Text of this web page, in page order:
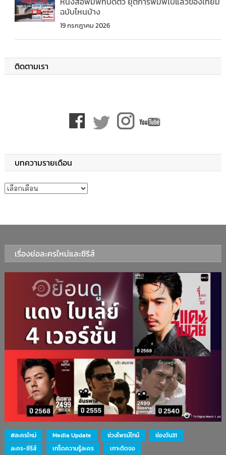
ฉบับไหนบ้าง
19 กรกฎาคม 2026
ติดตามเรา
บทความรายเดือน
บทความรายเดือน
เรื่องย่อละครใหม่และซีรีส์
#ละครใหม่ Media Update ช่วงไพรม์ไทม์
ช่องวัน31
ละคร-ซีรีส์
เกร็ดความรู้ละคร เกาะติดจอ